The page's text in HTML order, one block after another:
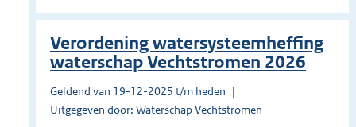
Verordening watersysteemheffing
waterschap Vechtstromen 2026
Geldend van 19-12-2025 t/m heden
Uitgegeven door: Waterschap Vechtstromen